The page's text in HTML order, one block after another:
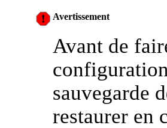
Avertissement
Avant de
sauvegarde
restaurer en